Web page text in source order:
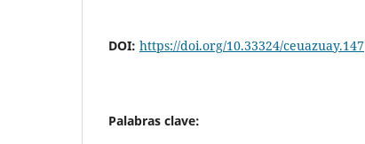
DOI: https://doi.org/10.33324/ceuazuay.147
Palabras clave: